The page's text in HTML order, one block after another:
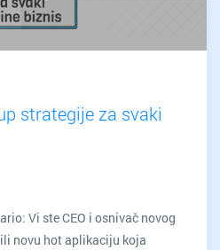
strategije za svaki
Vi ste CEO i osnivač novog
novu hot aplikaciju koja